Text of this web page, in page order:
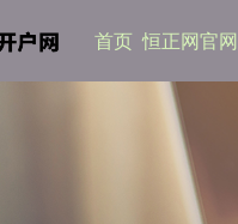
首页 恒正网官网